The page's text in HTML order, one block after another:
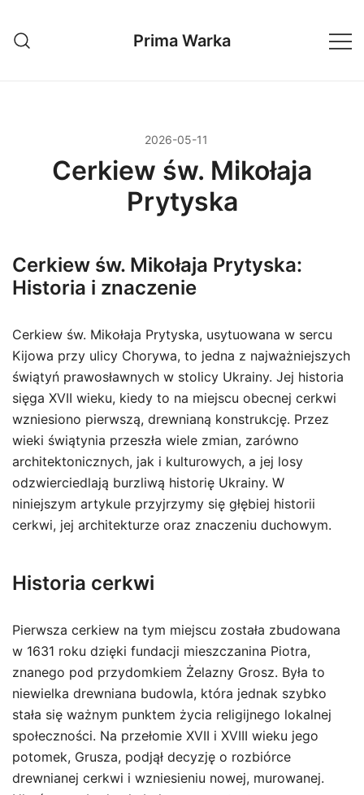
treści
Prima Warka
2026-05-11
Cerkiew św. Mikołaja
Prytyska
Cerkiew św. Mikołaja Prytyska:
Historia i znaczenie
Cerkiew św. Mikołaja Prytyska, usytuowana w sercu
Kijowa przy ulicy Chorywa, to jedna z najważniejszych
świątyń prawosławnych w stolicy Ukrainy. Jej historia
sięga XVII wieku, kiedy to na miejscu obecnej cerkwi
wzniesiono pierwszą, drewnianą konstrukcję. Przez
wieki świątynia przeszła wiele zmian, zarówno
architektonicznych, jak i kulturowych, a jej losy
odzwierciedlają burzliwą historię Ukrainy. W
niniejszym artykule przyjrzymy się głębiej historii
cerkwi, jej architekturze oraz znaczeniu duchowym.
Historia cerkwi
Pierwsza cerkiew na tym miejscu została zbudowana
w 1631 roku dzięki fundacji mieszczanina Piotra,
znanego pod przydomkiem Żelazny Grosz. Była to
niewielka drewniana budowla, która jednak szybko
stała się ważnym punktem życia religijnego lokalnej
społeczności. Na przełomie XVII i XVIII wieku jego
potomek, Grusza, podjął decyzję o rozbiórce
drewnianej cerkwi i wzniesieniu nowej, murowanej.